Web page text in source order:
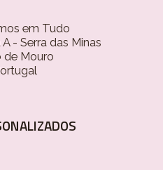
em Tudo
- Serra das Minas
de Mouro